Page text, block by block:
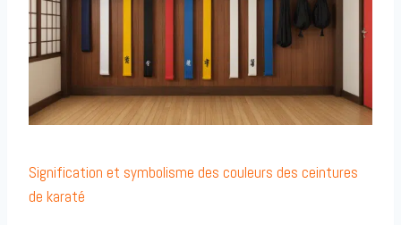
Signification et symbolisme des couleurs des ceintures
de karaté